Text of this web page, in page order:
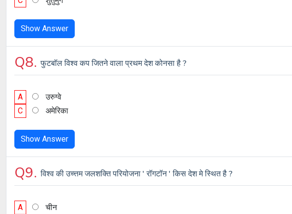
Show Answer
Q8.फुटबॉल विश्व कप जितने वाला प्रथम देश कोनसा है ?
A उरुग्वे
C
अमेरिका
Show Answer
Q9.विश्व की उच्त्तम जलशक्ति परियोजना ' रॉगटॉन ' किस देश मे स्थित है ?
A चीन